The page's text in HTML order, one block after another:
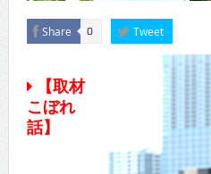
Share 0 Tweet
【取材
こぼれ
話】